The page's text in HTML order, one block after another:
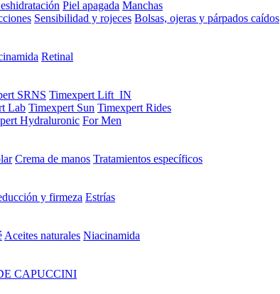
Piel apagada Manchas
Sensibilidad y rojeces Bolsas, ojeras y párpados caídos
Retinal
SRNS Timexpert Lift_IN
Lab Timexpert Sun Timexpert Rides
Hydraluronic For Men
Crema de manos Tratamientos específicos
y firmeza Estrías
Aceites naturales Niacinamida